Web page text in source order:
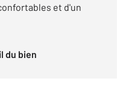
et d'un
du bien